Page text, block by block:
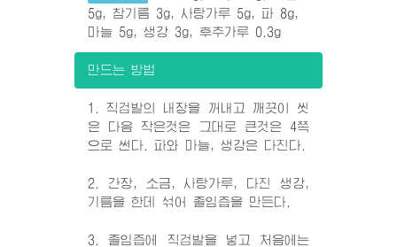
5g, 참기름 3g, 사탕가루 5g, 파 8g,
마늘 5g, 생강 3g, 후추가루 0.3g
만드는 방법
1. 직검발의 내장을 꺼내고 깨끗이 씻
은 다음 작은것은 그대로 큰것은 4쪽
으로 썬다. 파와 마늘, 생강은 다진다.
2. 간장, 소금, 사탕가루, 다진 생강,
기름을 한데 섞어 졸임즙을 만든다.
3. 졸임즙에 직검발을 넣고 처음에는